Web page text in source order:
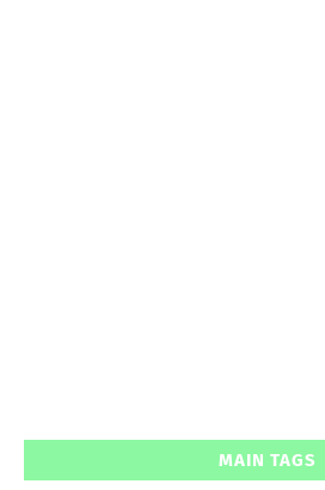
MAIN TAGS